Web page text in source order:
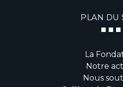
PLAN DU
La
Notre
Nous